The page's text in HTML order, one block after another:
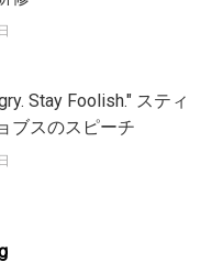
Stay Foolish." スティ
ブスのスピーチ